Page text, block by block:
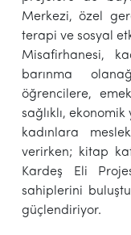
Merkezi, özel
terapi ve sosyal
Misafirhanesi,
barınma
öğrencilere,
sağlıklı,
kadınlara
verirken; kitap
Kardeş Eli
sahiplerini
güçlendiriyor.